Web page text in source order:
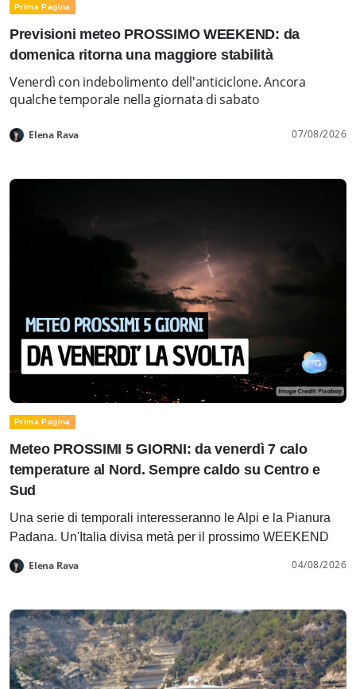
Prima Pagina
Previsioni meteo PROSSIMO WEEKEND: da
domenica ritorna una maggiore stabilità
Venerdì con indebolimento dell'anticiclone. Ancora
qualche temporale nella giornata di sabato
Elena Rava 07/08/2026
Prima Pagina
Meteo PROSSIMI 5 GIORNI: da venerdì 7 calo
temperature al Nord. Sempre caldo su Centro e
Sud
Una serie di temporali interesseranno le Alpi e la Pianura
Padana. Un'Italia divisa metà per il prossimo WEEKEND
Elena Rava 04/08/2026